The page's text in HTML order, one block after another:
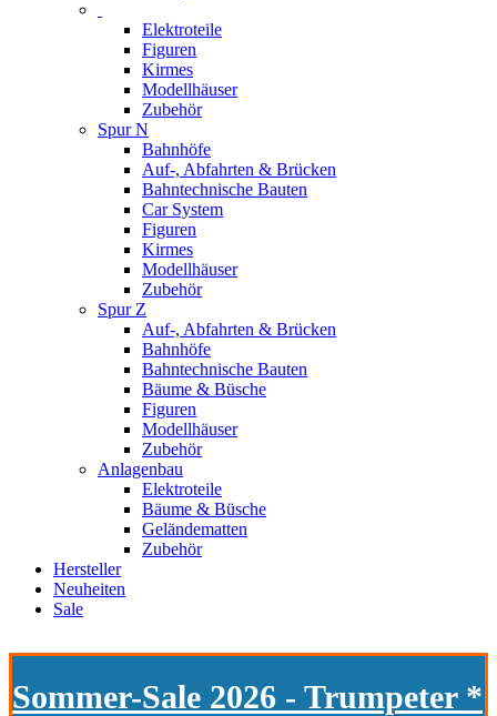
Elektroteile
Figuren
Kirmes
Modellhäuser
Zubehör
Spur N
Bahnhöfe
Auf-, Abfahrten & Brücken
Bahntechnische Bauten
Car System
Figuren
Kirmes
Modellhäuser
Zubehör
Spur Z
Auf-, Abfahrten & Brücken
Bahnhöfe
Bahntechnische Bauten
Bäume & Büsche
Figuren
Modellhäuser
Zubehör
Anlagenbau
Elektroteile
Bäume & Büsche
Geländematten
Zubehör
Hersteller
Neuheiten
Sale
Sommer-Sale 2026 - Trumpeter *